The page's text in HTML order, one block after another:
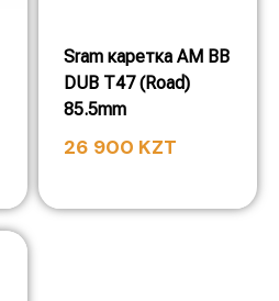
Sram каретка AM BB
DUB T47 (Road)
85.5mm
26 900 KZT